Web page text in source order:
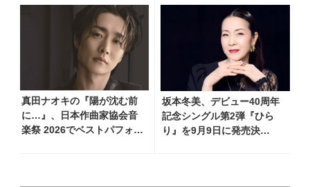
送回の収録の模様を密着レポ
真田ナオキの『陽が沈む前
に…』、日本作曲家協会音
楽祭 2026でベストパフォー
坂本冬美、デビュー40周年
記念シングル第2弾『ひら
り』を9月9日に発売決